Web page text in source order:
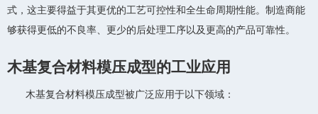
式，这主要得益于其更优的工艺可控性和全生命周期性能。制造商能
够获得更低的不良率、更少的后处理工序以及更高的产品可靠性。
木基复合材料模压成型的工业应用
木基复合材料模压成型被广泛应用于以下领域：